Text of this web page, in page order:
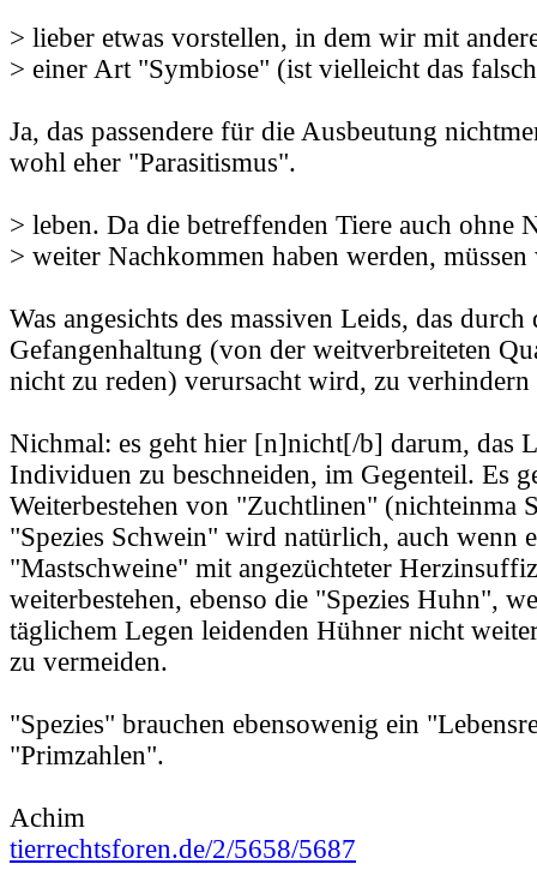
> lieber etwas vorstellen, in dem wir mit
> einer Art "Symbiose" (ist vielleicht das
Ja, das passendere für die Ausbeutung
wohl eher "Parasitismus".
> leben. Da die betreffenden Tiere auch ohne
> weiter Nachkommen haben werden,
Was angesichts des massiven Leids, das durch
Gefangenhaltung (von der weitverbreiteten
nicht zu reden) verursacht wird, zu verhindern
Nichmal: es geht hier [n]nicht[/b] darum, das
Individuen zu beschneiden, im Gegenteil. Es
Weiterbestehen von "Zuchtlinen" (nichteinma
"Spezies Schwein" wird natürlich, auch wenn
"Mastschweine" mit angezüchteter
weiterbestehen, ebenso die "Spezies Huhn",
täglichem Legen leidenden Hühner nicht
zu vermeiden.
"Spezies" brauchen ebensowenig ein
"Primzahlen".
Achim
tierrechtsforen.de/2/5658/5687